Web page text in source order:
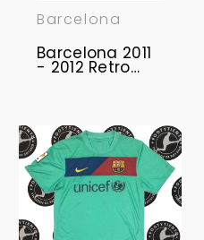
Barcelona
Barcelona 2011
- 2012 Retro